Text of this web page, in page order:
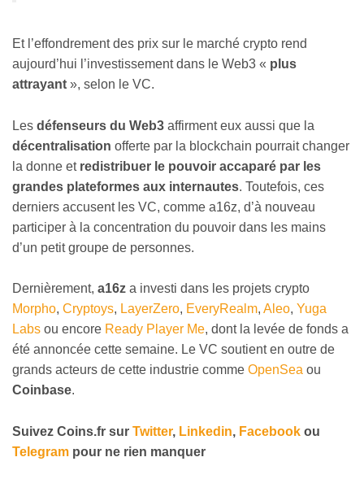
Et l’effondrement des prix sur le marché crypto rend
aujourd’hui l’investissement dans le Web3 « plus
attrayant », selon le VC.
Les défenseurs du Web3 affirment eux aussi que la
décentralisation offerte par la blockchain pourrait changer
la donne etredistribuer le pouvoir accaparé par les
grandes plateformes aux internautes. Toutefois, ces
derniers accusent les VC, comme a16z, d’à nouveau
participer à la concentration du pouvoir dans les mains
d’un petit groupe de personnes.
Dernièrement, a16z a investi dans les projets crypto
Morpho, Cryptoys, LayerZero, EveryRealm, Aleo, Yuga
Labs ou encore Ready Player Me, dont la levée de fonds a
été annoncée cette semaine. Le VC soutient en outre de
grands acteurs de cette industrie comme OpenSea ou
Coinbase.
Suivez Coins.fr sur Twitter, Linkedin, Facebook ou
Telegram pour ne rien manquer